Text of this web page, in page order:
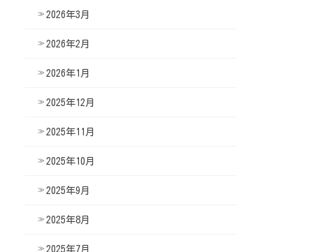
2026年3月
2026年2月
2026年1月
2025年12月
2025年11月
2025年10月
2025年9月
2025年8月
2025年7月